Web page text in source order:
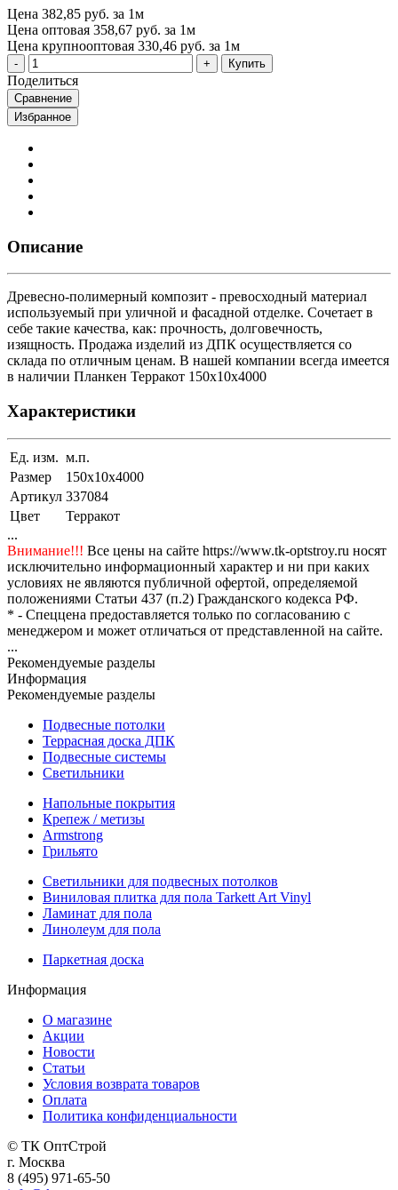
Цена 382,85 руб. за 1м
Цена оптовая 358,67 руб. за 1м
Цена крупнооптовая 330,46 руб. за 1м
Купить
Поделиться
Сравнение
Избранное
Описание
Древесно-полимерный композит - превосходный материал
используемый при уличной и фасадной отделке. Сочетает в
себе такие качества, как: прочность, долговечность,
изящность. Продажа изделий из ДПК осуществляется со
склада по отличным ценам. В нашей компании всегда имеется
в наличии Планкен Терракот 150x10x4000
Характеристики
Ед. изм. м.п.
Размер
150x10x4000
Артикул 337084
Цвет
Терракот
...
Внимание!!! Все цены на сайте https://www.tk-optstroy.ru носят
исключительно информационный характер и ни при каких
условиях не являются публичной офертой, определяемой
положениями Статьи 437 (п.2) Гражданского кодекса РФ.
* - Спеццена предоставляется только по согласованию с
менеджером и может отличаться от представленной на сайте.
...
Рекомендуемые разделы
Информация
Рекомендуемые разделы
Подвесные потолки
Террасная доска ДПК
Подвесные системы
Светильники
Напольные покрытия
Крепеж / метизы
Armstrong
Грильято
Светильники для подвесных потолков
Виниловая плитка для пола Tarkett Art Vinyl
Ламинат для пола
Линолеум для пола
Паркетная доска
Информация
О магазине
Акции
Новости
Статьи
Условия возврата товаров
Оплата
Политика конфиденциальности
© ТК ОптСтрой
г. Москва
8 (495) 971-65-50